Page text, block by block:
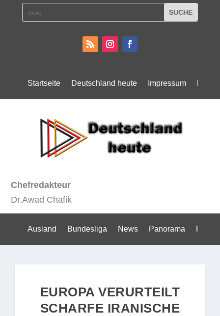
Startseite Deutschland heute Impressum
Chefredakteur
Dr.Awad Chafik
Ausland Bundesliga News Panorama Politik
EUROPA VERURTEILT
SCHARFE IRANISCHE